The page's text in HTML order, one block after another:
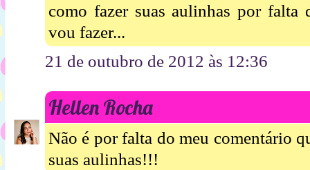
como fazer suas aulinhas por falta
vou fazer...
21 de outubro de 2012 às 12:36
Hellen Rocha
Não é por falta do meu comentário
suas aulinhas!!!